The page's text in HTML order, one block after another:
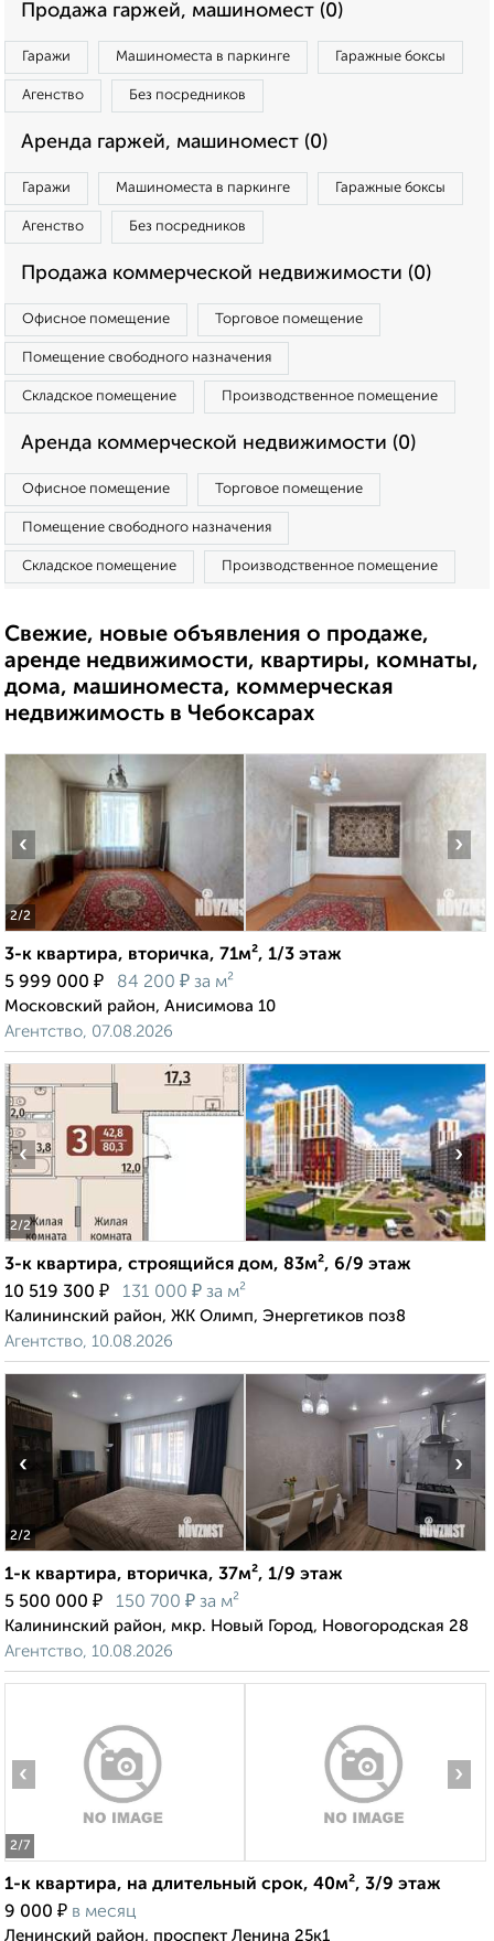
Продажа гаржей, машиномест (0)
Гаражи Машиноместа в паркинге Гаражные боксы
Агенство Без посредников
Аренда гаржей, машиномест (0)
Гаражи Машиноместа в паркинге Гаражные боксы
Агенство Без посредников
Продажа коммерческой недвижимости (0)
Офисное помещение Торговое помещение
Помещение свободного назначения
Складское помещение Производственное помещение
Аренда коммерческой недвижимости (0)
Офисное помещение Торговое помещение
Помещение свободного назначения
Складское помещение Производственное помещение
Свежие, новые объявления о продаже,
аренде недвижимости, квартиры, комнаты,
дома, машиноместа, коммерческая
недвижимость в Чебоксарах
2/2
‹ ›
3-к квартира, вторичка, 71м², 1/3 этаж
5 999 000 ₽ 84 200 ₽ за м²
Московский район, Анисимова 10
Агентство, 07.08.2026
2/2
‹ ›
3-к квартира, строящийся дом, 83м², 6/9 этаж
10 519 300 ₽ 131 000 ₽ за м²
Калининский район, ЖК Олимп, Энергетиков поз8
Агентство, 10.08.2026
2/2
‹ ›
1-к квартира, вторичка, 37м², 1/9 этаж
5 500 000 ₽ 150 700 ₽ за м²
Калининский район, мкр. Новый Город, Новогородская 28
Агентство, 10.08.2026
2/7
‹ ›
1-к квартира, на длительный срок, 40м², 3/9 этаж
9 000 ₽ в месяц
Ленинский район, проспект Ленина 25к1